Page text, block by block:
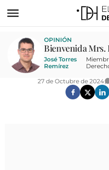
ACTUALIDAD
ECONOMÍA
TECNOLOGÍA
OPINIÓN
Bienvenida
José Torres
Remírez
27 de Octubre de 2024